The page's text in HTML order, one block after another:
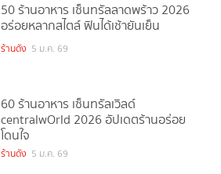
50 ร้านอาหาร เซ็นทรัลลาดพร้าว 2026
อร่อยหลากสไตล์ ฟินได้เช้ายันเย็น
ร้านดัง 5 ม.ค. 69
60 ร้านอาหาร เซ็นทรัลเวิลด์
centralwOrld 2026 อัปเดตร้านอร่อย
โดนใจ
ร้านดัง 5 ม.ค. 69